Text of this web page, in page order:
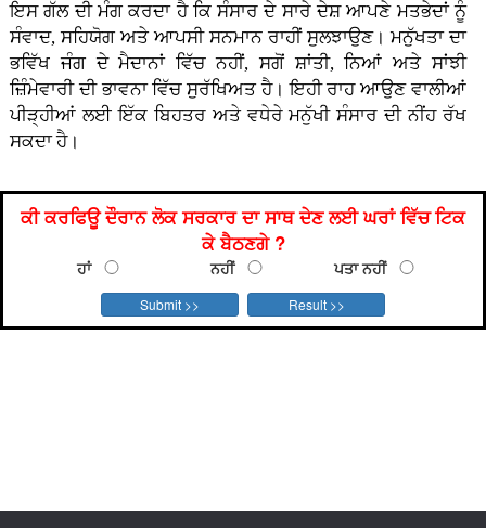
ਇਸ ਗੱਲ ਦੀ ਮੰਗ ਕਰਦਾ ਹੈ ਕਿ ਸੰਸਾਰ ਦੇ ਸਾਰੇ ਦੇਸ਼ ਆਪਣੇ ਮਤਭੇਦਾਂ ਨੂੰ
ਸੰਵਾਦ, ਸਹਿਯੋਗ ਅਤੇ ਆਪਸੀ ਸਨਮਾਨ ਰਾਹੀਂ ਸੁਲਝਾਉਣ। ਮਨੁੱਖਤਾ ਦਾ
ਭਵਿੱਖ ਜੰਗ ਦੇ ਮੈਦਾਨਾਂ ਵਿੱਚ ਨਹੀਂ, ਸਗੋਂ ਸ਼ਾਂਤੀ, ਨਿਆਂ ਅਤੇ ਸਾਂਝੀ
ਜ਼ਿੰਮੇਵਾਰੀ ਦੀ ਭਾਵਨਾ ਵਿੱਚ ਸੁਰੱਖਿਅਤ ਹੈ। ਇਹੀ ਰਾਹ ਆਉਣ ਵਾਲੀਆਂ
ਪੀੜ੍ਹੀਆਂ ਲਈ ਇੱਕ ਬਿਹਤਰ ਅਤੇ ਵਧੇਰੇ ਮਨੁੱਖੀ ਸੰਸਾਰ ਦੀ ਨੀਂਹ ਰੱਖ
ਸਕਦਾ ਹੈ।
ਕੀ ਕਰਫਿਊ ਦੌਰਾਨ ਲੋਕ ਸਰਕਾਰ ਦਾ ਸਾਥ ਦੇਣ ਲਈ ਘਰਾਂ ਵਿੱਚ ਟਿਕ
ਕੇ ਬੈਠਣਗੇ ?
ਹਾਂ ਨਹੀਂ ਪਤਾ ਨਹੀਂ